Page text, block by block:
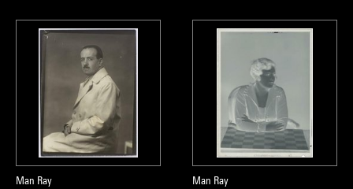
Man Ray
Man Ray